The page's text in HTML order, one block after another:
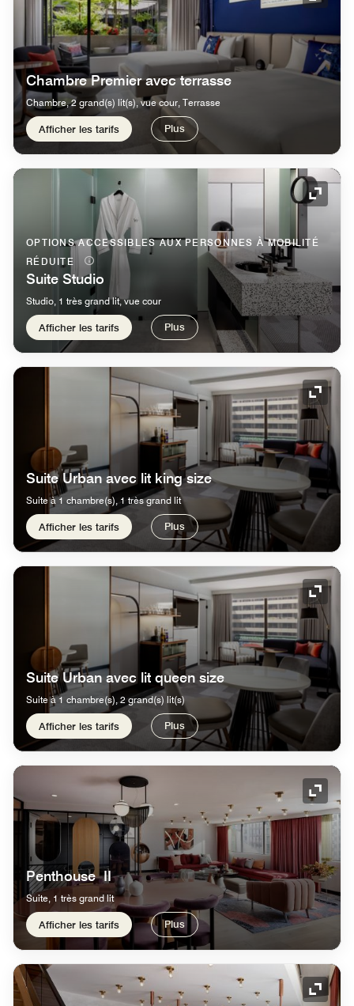
Icône
Chambre Premier avec terrasse
Chambre, 2 grand(s) lit(s), vue cour, Terrasse
Afficher les tarifs Plus
Icône
OPTIONS ACCESSIBLES AUX PERSONNES À MOBILITÉ
RÉDUITE
Suite Studio
Studio, 1 très grand lit, vue cour
Afficher les tarifs Plus
Icône
Suite Urban avec lit king size
Suite à 1 chambre(s), 1 très grand lit
Afficher les tarifs Plus
Icône
Suite Urban avec lit queen size
Suite à 1 chambre(s), 2 grand(s) lit(s)
Afficher les tarifs Plus
Icône
Penthouse II
Suite, 1 très grand lit
Afficher les tarifs Plus
Icône